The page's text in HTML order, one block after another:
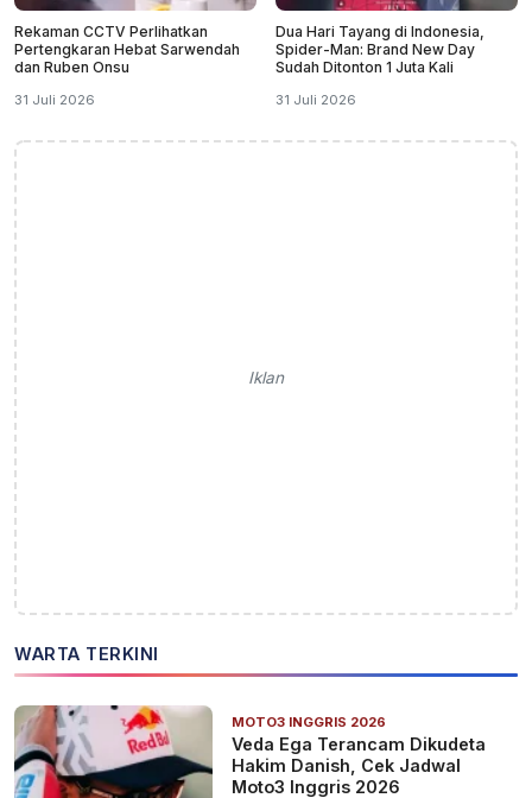
Rekaman CCTV Perlihatkan
Pertengkaran Hebat Sarwendah
dan Ruben Onsu
31 Juli 2026
Dua Hari Tayang di Indonesia,
Spider-Man: Brand New Day
Sudah Ditonton 1 Juta Kali
31 Juli 2026
Iklan
WARTA TERKINI
MOTO3 INGGRIS 2026
Veda Ega Terancam Dikudeta
Hakim Danish, Cek Jadwal
Moto3 Inggris 2026